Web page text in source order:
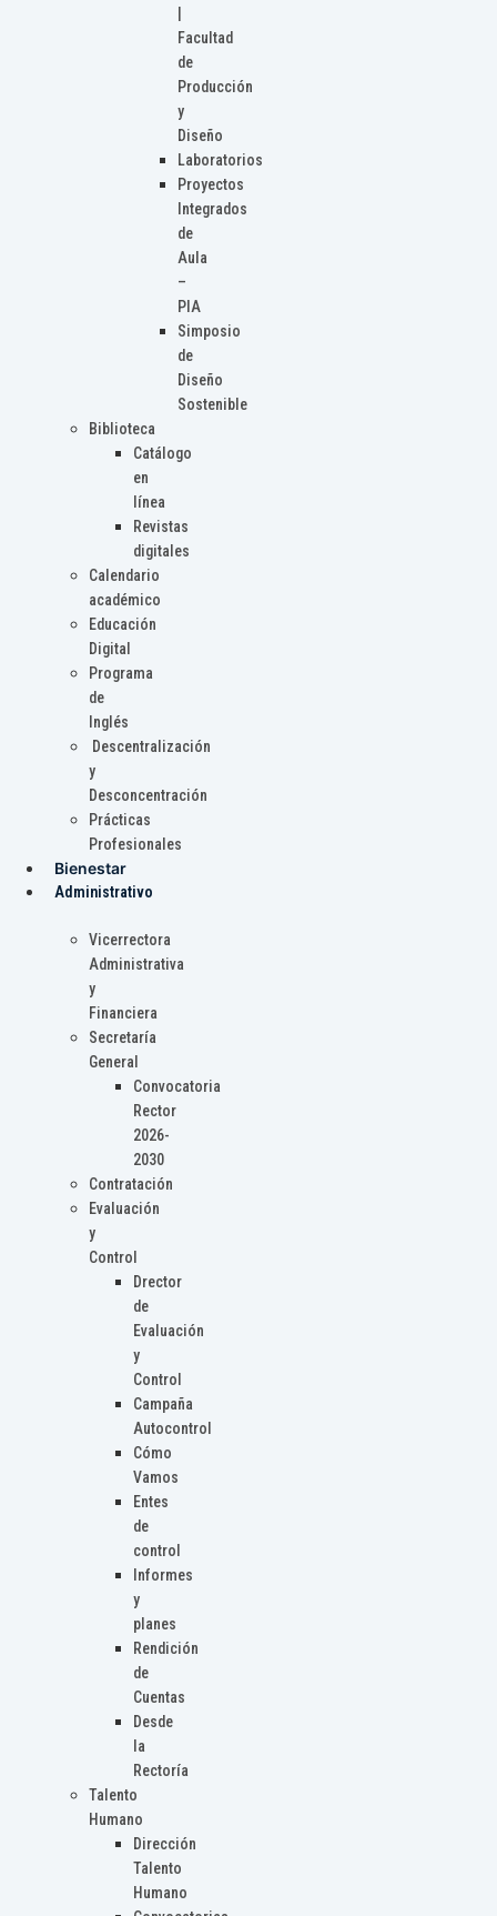
Facultad
de
Producción
y
Diseño
Laboratorios
Proyectos
Integrados
de
Aula
–
PIA
Simposio
de
Diseño
Sostenible
Biblioteca
Catálogo
en
línea
Revistas
digitales
Calendario
académico
Educación
Digital
Programa
de
Inglés
Descentralización
y
Desconcentración
Prácticas
Profesionales
Bienestar
Administrativo
Vicerrectora
Administrativa
y
Financiera
Secretaría
General
Convocatoria
Rector
2026-
2030
Contratación
Evaluación
y
Control
Drector
de
Evaluación
y
Control
Campaña
Autocontrol
Cómo
Vamos
Entes
de
control
Informes
y
planes
Rendición
de
Cuentas
Desde
la
Rectoría
Talento
Humano
Dirección
Talento
Humano